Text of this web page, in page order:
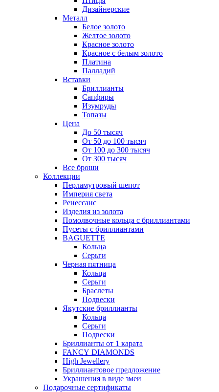
Дизайнерские
Металл
Белое золото
Желтое золото
Красное золото
Красное с белым золото
Платина
Палладий
Вставки
Бриллианты
Сапфиры
Изумруды
Топазы
Цена
До 50 тысяч
От 50 до 100 тысяч
От 100 до 300 тысяч
От 300 тысяч
Все броши
Коллекции
Перламутровый шепот
Империя света
Ренессанс
Изделия из золота
Помолвочные кольца с бриллиантами
Пусеты с бриллиантами
BAGUETTE
Кольца
Серьги
Черная пятница
Кольца
Серьги
Браслеты
Подвески
Якутские бриллианты
Кольца
Серьги
Подвески
Бриллианты от 1 карата
FANCY DIAMONDS
High Jewellery
Бриллиантовое предложение
Украшения в виде змеи
Подарочные сертификаты